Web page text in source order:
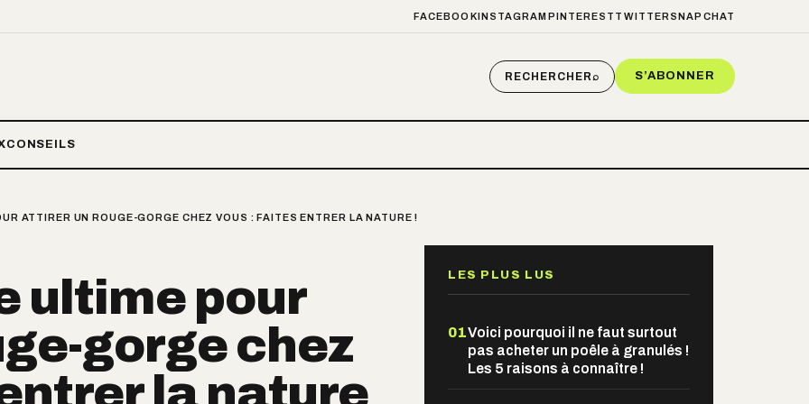
FACEBOOKINSTAGRAM PINTEREST TWITTER SNAPCHAT
RECHERCHER⌕ S’ABONNER
CONSEILS
ATTIRER UN ROUGE-GORGE CHEZ VOUS : FAITES ENTRER LA NATURE !
ultime pour
gorge chez
la nature
LES PLUS LUS
01Voici pourquoi il ne faut surtout
pas acheter un poêle à granulés !
Les 5 raisons à connaître !